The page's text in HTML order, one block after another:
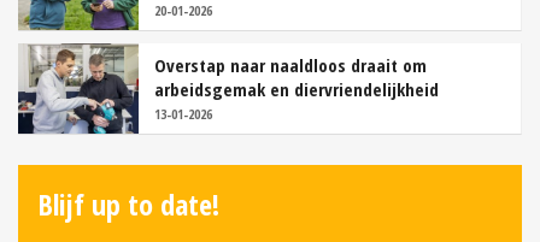
20-01-2026
Overstap naar naaldloos draait om
arbeidsgemak en diervriendelijkheid
13-01-2026
Blijf up to date!